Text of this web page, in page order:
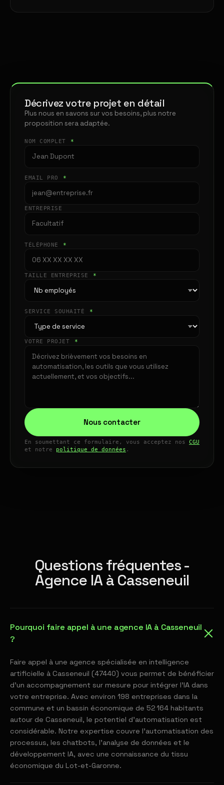
Décrivez votre projet en détail
Plus nous en savons sur vos besoins, plus notre
proposition sera adaptée.
NOM COMPLET *
EMAIL PRO *
ENTREPRISE
TÉLÉPHONE *
TAILLE ENTREPRISE *
SERVICE SOUHAITÉ *
VOTRE PROJET *
Nous contacter
En soumettant ce formulaire, vous acceptez nos CGU
et notre politique de données .
Questions fréquentes -
Agence IA à Casseneuil
Pourquoi faire appel à une agence IA à Casseneuil
?
Faire appel à une agence spécialisée en intelligence
artificielle à Casseneuil (47440) vous permet de bénéficier
d'un accompagnement sur mesure pour intégrer l'IA dans
votre entreprise. Avec environ 198 entreprises dans la
commune et un bassin économique de 52 164 habitants
autour de Casseneuil, le potentiel d'automatisation est
considérable. Notre expertise couvre l'automatisation des
processus, les chatbots, l'analyse de données et le
développement IA, avec une connaissance du tissu
économique du Lot-et-Garonne.